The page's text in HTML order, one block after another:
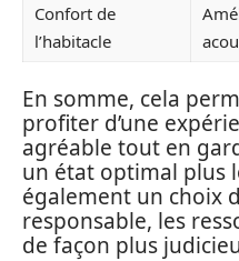
Confort de
l’habitacle
En somme, cela
profiter d’une
agréable tout en
un état optimal plus
également un choix
responsable, les
de façon plus